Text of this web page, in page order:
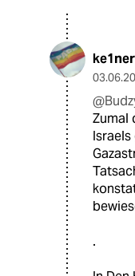
ke1ner
Zumal
.